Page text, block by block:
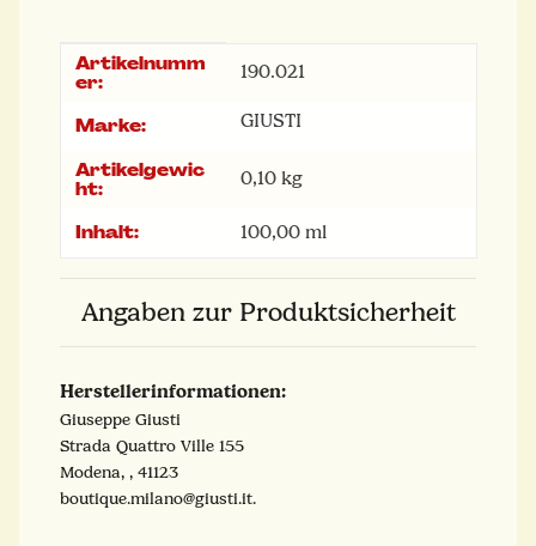
Produkteigenschaft
Wert
Artikelnumm
er:
190.021
Marke: GIUSTI
Artikelgewic
ht:
0,10 kg
Inhalt: 100,00 ml
Angaben zur Produktsicherheit
Herstellerinformationen:
Giuseppe Giusti
Strada Quattro Ville 155
Modena, , 41123
boutique.milano@giusti.it.